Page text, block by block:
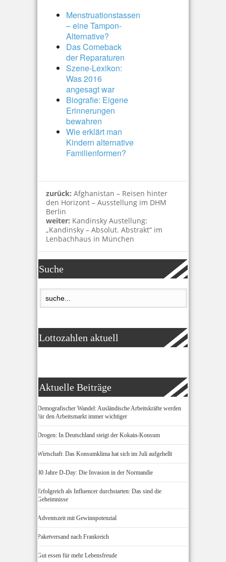
Menstruationstassen
– eine Tampon-
Alternative?
Das Comeback
der Reparaturen
Szene-Lexikon:
Was 2016
angesagt war
Biografie: Eigene
Erinnerungen
bewahren
Wie erklärt man
Kindern alternative
Familienformen?
zurück: Afghanistan – Reisen hinter
den Horizont – Ausstellung im DHM
Berlin
weiter: Kandinsky Austellung:
„Kandinsky – Absolut. Abstrakt“ im
Lenbachhaus in München
Suche
Lottozahlen aktuell
Aktuelle Beiträge
Demografischer Wandel: Ausländische Arbeitskräfte werden
für den Arbeitsmarkt immer wichtiger
Drogen: In Deutschland steigt der Kokain-Konsum
Wirtschaft: Das Konsumklima hat sich im Juli aufgehellt
80 Jahre D-Day: Die Invasion in der Normandie
Erfolgreich als Influencer durchstarten: Das sind die
Geheimnisse
Adventszeit mit Gewinnpotenzial
Paketversand nach Frankreich
Gut essen für mehr Lebensfreude